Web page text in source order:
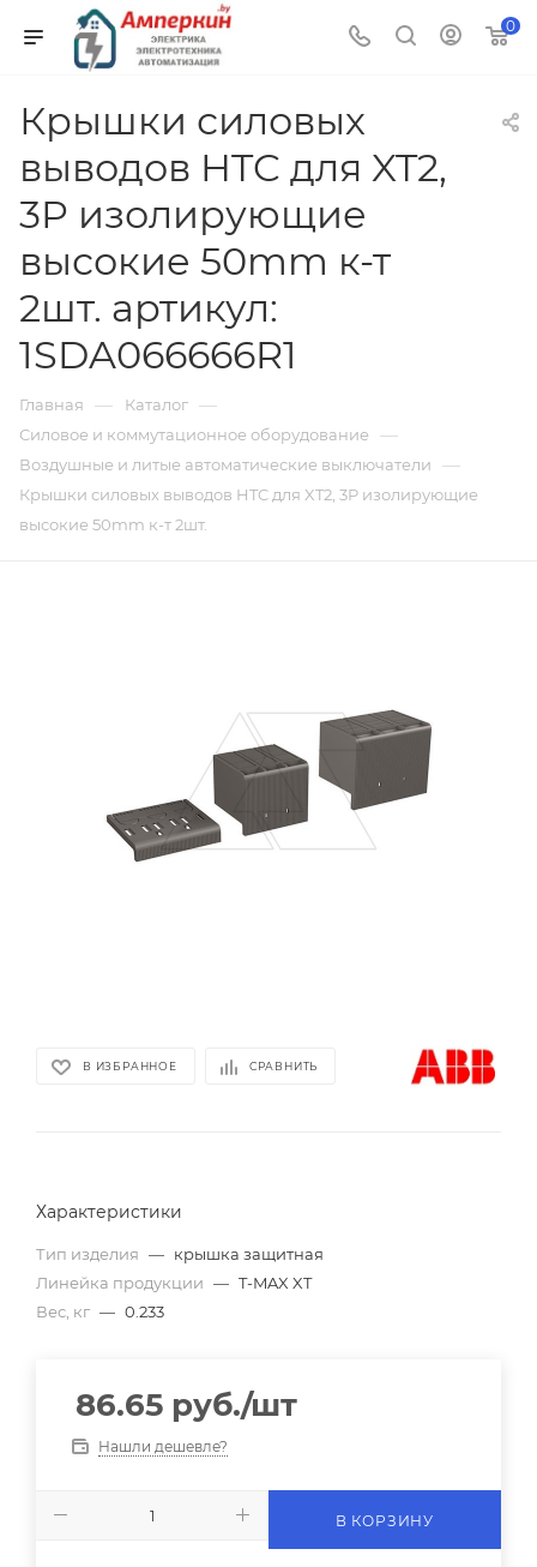
0
Крышки силовых
выводов HTC для XT2,
3P изолирующие
высокие 50mm к-т
2шт. артикул:
1SDA066666R1
Главная — Каталог —
Силовое и коммутационное оборудование —
Воздушные и литые автоматические выключатели —
Крышки силовых выводов HTC для XT2, 3P изолирующие
высокие 50mm к-т 2шт.
В ИЗБРАННОЕ СРАВНИТЬ
Характеристики
Тип изделия — крышка защитная
Линейка продукции — T-MAX XT
Вес, кг — 0.233
86.65 руб./шт
Нашли дешевле?
В КОРЗИНУ